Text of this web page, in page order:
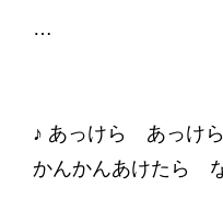
…
♪ あっけら あっけ
かんかんあけたら